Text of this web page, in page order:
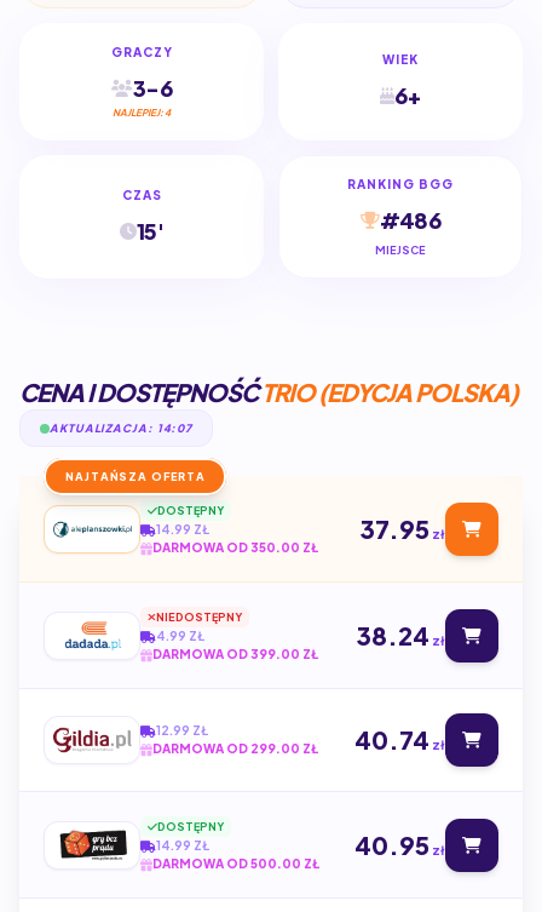
GRACZY
3-6
NAJLEPIEJ: 4
WIEK
6+
CZAS
15'
RANKING BGG
#486
MIEJSCE
CENA I DOSTĘPNOŚĆTRIO (EDYCJA POLSKA)
AKTUALIZACJA: 14:07
NAJTAŃSZA OFERTA
DOSTĘPNY
14.99 ZŁ
DARMOWA OD 350.00 ZŁ
37.95 zł
NIEDOSTĘPNY
4.99 ZŁ
DARMOWA OD 399.00 ZŁ
38.24 zł
12.99 ZŁ
DARMOWA OD 299.00 ZŁ
40.74 zł
DOSTĘPNY
14.99 ZŁ
DARMOWA OD 500.00 ZŁ
40.95 zł